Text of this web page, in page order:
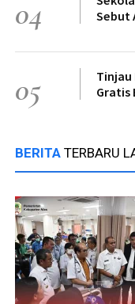
04
Sebut
05
Tinjau
Gratis
BERITA TERBARU